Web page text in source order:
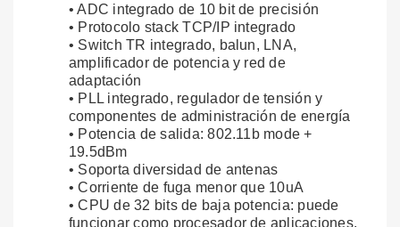
• ADC integrado de 10 bit de precisión
• Protocolo stack TCP/IP integrado
• Switch TR integrado, balun, LNA,
amplificador de potencia y red de
adaptación
• PLL integrado, regulador de tensión y
componentes de administración de energía
• Potencia de salida: 802.11b mode +
19.5dBm
• Soporta diversidad de antenas
• Corriente de fuga menor que 10uA
• CPU de 32 bits de baja potencia: puede
funcionar como procesador de aplicaciones.